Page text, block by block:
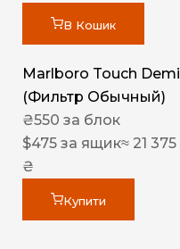
В Кошик
Marlboro Touch Demi
(Фильтр Обычный)
₴550 за блок
$475 за ящик≈ 21 375
₴
Купити